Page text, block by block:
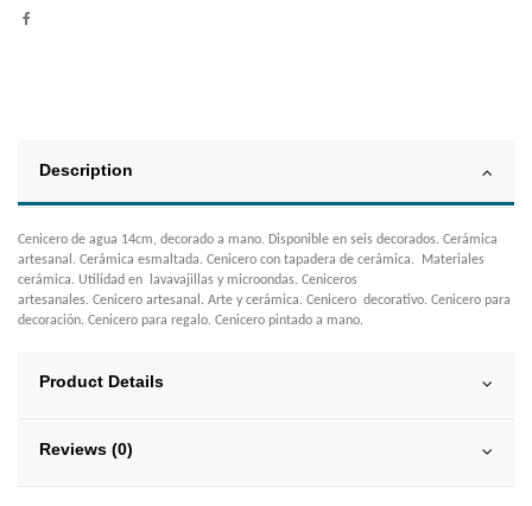
Description
Cenicero de agua 14cm, decorado a mano. Disponible en seis decorados. Cerámica
artesanal. Cerámica esmaltada. Cenicero con tapadera de cerámica. Materiales
cerámica. Utilidad en lavavajillas y microondas. Ceniceros
artesanales. Cenicero artesanal. Arte y cerámica. Cenicero decorativo. Cenicero para
decoración. Cenicero para regalo. Cenicero pintado a mano.
Product Details
Reviews (0)